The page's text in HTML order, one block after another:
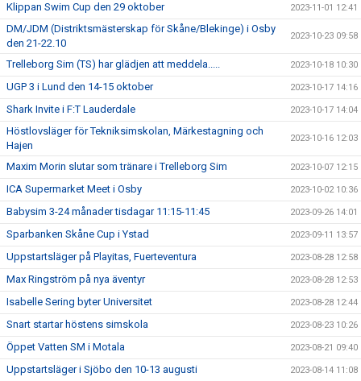
Klippan Swim Cup den 29 oktober 2023-11-01 12:41
DM/JDM (Distriktsmästerskap för Skåne/Blekinge) i Osby
den 21-22.10
2023-10-23 09:58
Trelleborg Sim (TS) har glädjen att meddela..... 2023-10-18 10:30
UGP 3 i Lund den 14-15 oktober 2023-10-17 14:16
Shark Invite i F:T Lauderdale 2023-10-17 14:04
Höstlovsläger för Tekniksimskolan, Märkestagning och
Hajen
2023-10-16 12:03
Maxim Morin slutar som tränare i Trelleborg Sim 2023-10-07 12:15
ICA Supermarket Meet i Osby 2023-10-02 10:36
Babysim 3-24 månader tisdagar 11:15-11:45 2023-09-26 14:01
Sparbanken Skåne Cup i Ystad 2023-09-11 13:57
Uppstartsläger på Playitas, Fuerteventura 2023-08-28 12:58
Max Ringström på nya äventyr 2023-08-28 12:53
Isabelle Sering byter Universitet 2023-08-28 12:44
Snart startar höstens simskola 2023-08-23 10:26
Öppet Vatten SM i Motala 2023-08-21 09:40
Uppstartsläger i Sjöbo den 10-13 augusti 2023-08-14 11:08